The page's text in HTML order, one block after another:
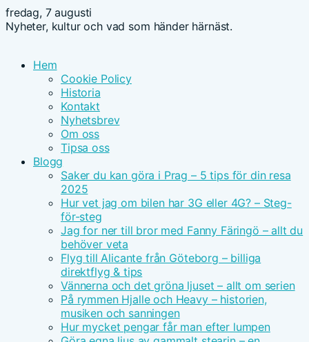
fredag, 7 augusti
Nyheter, kultur och vad som händer härnäst.
Hem
Cookie Policy
Historia
Kontakt
Nyhetsbrev
Om oss
Tipsa oss
Blogg
Saker du kan göra i Prag – 5 tips för din resa
2025
Hur vet jag om bilen har 3G eller 4G? – Steg-
för-steg
Jag for ner till bror med Fanny Färingö – allt du
behöver veta
Flyg till Alicante från Göteborg – billiga
direktflyg & tips
Vännerna och det gröna ljuset – allt om serien
På rymmen Hjalle och Heavy – historien,
musiken och sanningen
Hur mycket pengar får man efter lumpen